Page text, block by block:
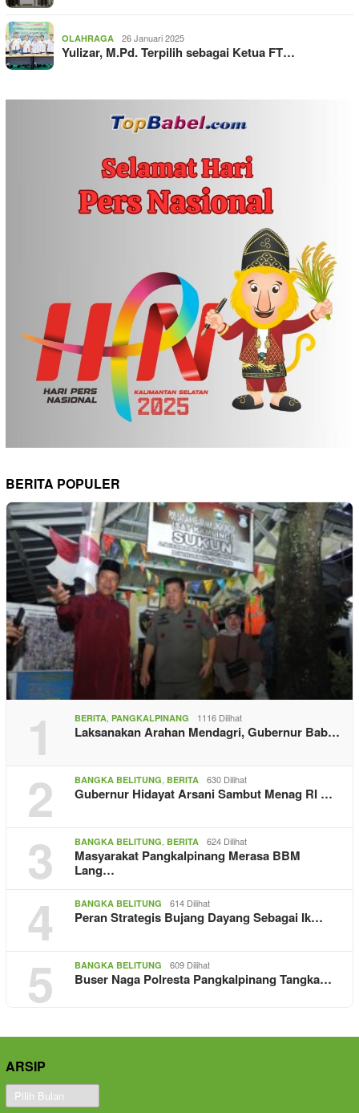
OLAHRAGA 26 Januari 2025
Yulizar, M.Pd. Terpilih sebagai Ketua FT…
BERITA POPULER
1 BERITA PANGKALPINANG 1116 Dilihat
Laksanakan Arahan Mendagri, Gubernur Bab…
2 BANGKA BELITUNG BERITA 630 Dilihat
Gubernur Hidayat Arsani Sambut Menag RI …
3 BANGKA BELITUNG BERITA 624 Dilihat
Masyarakat Pangkalpinang Merasa BBM
Lang…
4 BANGKA BELITUNG 614 Dilihat
Peran Strategis Bujang Dayang Sebagai Ik…
5 BANGKA BELITUNG 609 Dilihat
Buser Naga Polresta Pangkalpinang Tangka…
ARSIP
Arsip